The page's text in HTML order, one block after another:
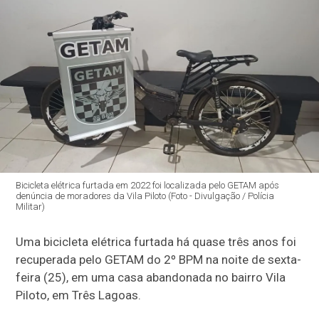
Bicicleta elétrica furtada em 2022 foi localizada pelo GETAM após
denúncia de moradores da Vila Piloto (Foto - Divulgação / Polícia
Militar)
Uma bicicleta elétrica furtada há quase três anos foi
recuperada pelo GETAM do 2º BPM na noite de sexta-
feira (25), em uma casa abandonada no bairro Vila
Piloto, em Três Lagoas.